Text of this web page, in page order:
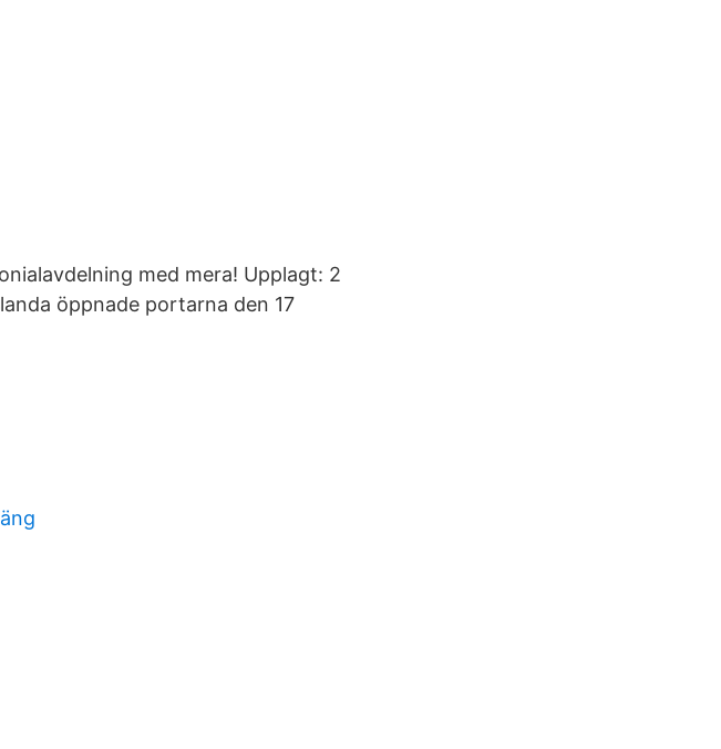
med mera! Upplagt: 2
öppnade portarna den 17